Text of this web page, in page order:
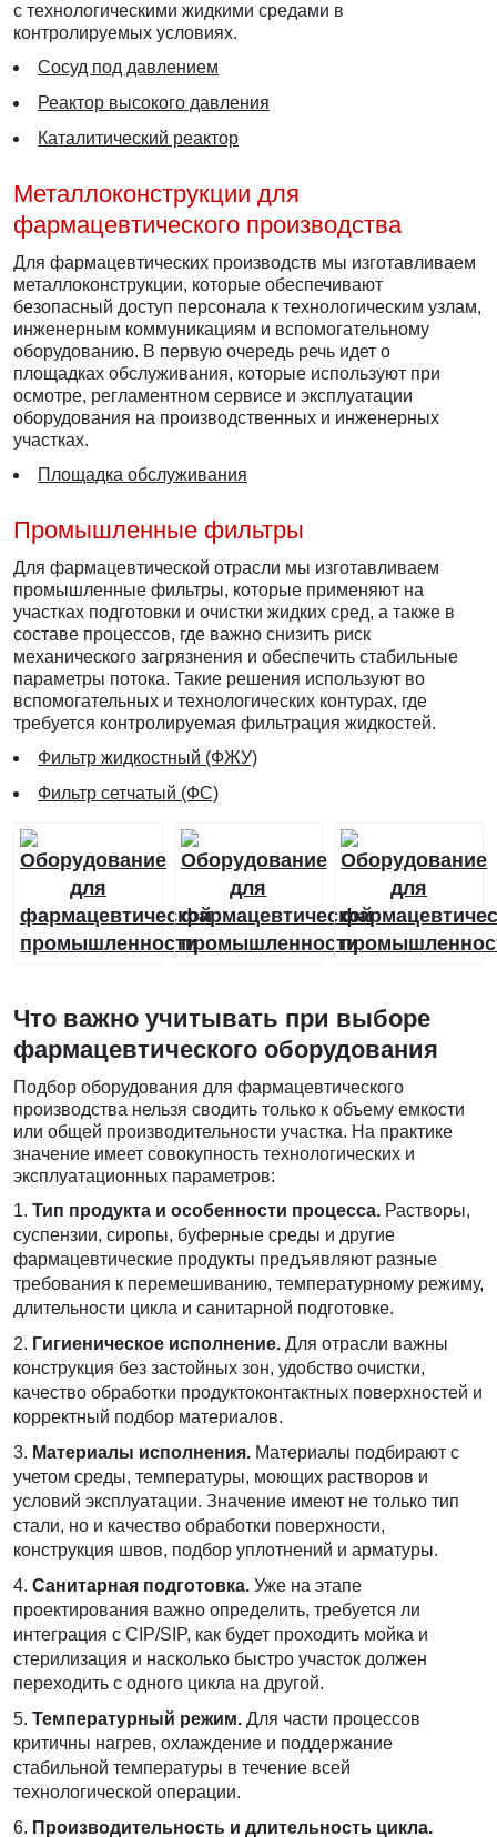
с технологическими жидкими средами в
контролируемых условиях.
Сосуд под давлением
Реактор высокого давления
Каталитический реактор
Металлоконструкции для
фармацевтического производства
Для фармацевтических производств мы изготавливаем
металлоконструкции, которые обеспечивают
безопасный доступ персонала к технологическим узлам,
инженерным коммуникациям и вспомогательному
оборудованию. В первую очередь речь идет о
площадках обслуживания, которые используют при
осмотре, регламентном сервисе и эксплуатации
оборудования на производственных и инженерных
участках.
Площадка обслуживания
Промышленные фильтры
Для фармацевтической отрасли мы изготавливаем
промышленные фильтры, которые применяют на
участках подготовки и очистки жидких сред, а также в
составе процессов, где важно снизить риск
механического загрязнения и обеспечить стабильные
параметры потока. Такие решения используют во
вспомогательных и технологических контурах, где
требуется контролируемая фильтрация жидкостей.
Фильтр жидкостный (ФЖУ)
Фильтр сетчатый (ФС)
Что важно учитывать при выборе
фармацевтического оборудования
Подбор оборудования для фармацевтического
производства нельзя сводить только к объему емкости
или общей производительности участка. На практике
значение имеет совокупность технологических и
эксплуатационных параметров:
Тип продукта и особенности процесса. Растворы,
суспензии, сиропы, буферные среды и другие
фармацевтические продукты предъявляют разные
требования к перемешиванию, температурному режиму,
длительности цикла и санитарной подготовке.
Гигиеническое исполнение. Для отрасли важны
конструкция без застойных зон, удобство очистки,
качество обработки продуктоконтактных поверхностей и
корректный подбор материалов.
Материалы исполнения. Материалы подбирают с
учетом среды, температуры, моющих растворов и
условий эксплуатации. Значение имеют не только тип
стали, но и качество обработки поверхности,
конструкция швов, подбор уплотнений и арматуры.
Санитарная подготовка. Уже на этапе
проектирования важно определить, требуется ли
интеграция с CIP/SIP, как будет проходить мойка и
стерилизация и насколько быстро участок должен
переходить с одного цикла на другой.
Температурный режим. Для части процессов
критичны нагрев, охлаждение и поддержание
стабильной температуры в течение всей
технологической операции.
Производительность и длительность цикла.